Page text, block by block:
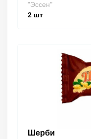
"Эссен"
2 шт
Шерби